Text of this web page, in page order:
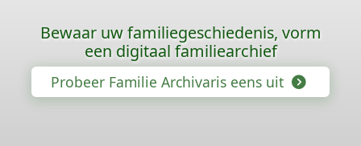
Bewaar uw familiegeschiedenis, vorm
een digitaal familiearchief
Probeer Familie Archivaris eens uit